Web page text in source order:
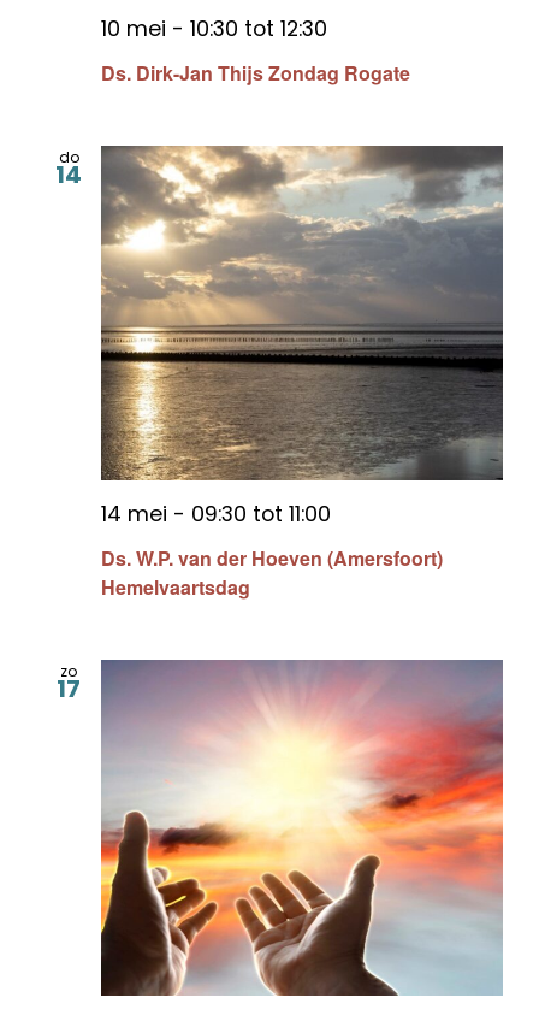
Ds. Dirk-Jan Thijs Zondag Rogate
10 mei - 10:30 tot 12:30
do
14
Ds. W.P. van der Hoeven (Amersfoort)
Hemelvaartsdag
14 mei - 09:30 tot 11:00
zo
17